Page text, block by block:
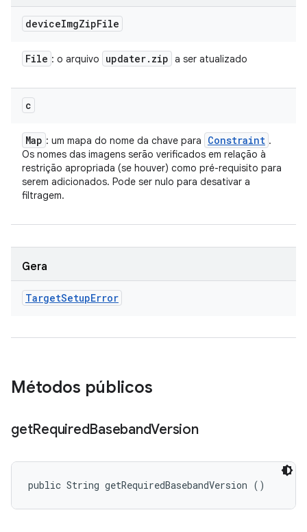
deviceImgZipFile
File : o arquivo updater. zip a ser atualizado
c
Map : um mapa do nome da chave para Constraint .
Os nomes das imagens serão verificados em relação à
restrição apropriada (se houver) como pré-requisito para
serem adicionados. Pode ser nulo para desativar a
filtragem.
Gera
TargetSetupError
Métodos públicos
getRequiredBasebandVersion
public String getRequiredBasebandVersion ()